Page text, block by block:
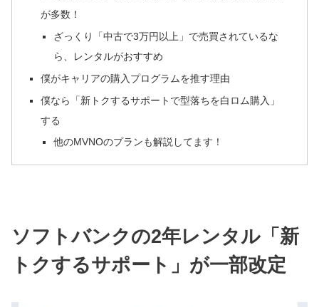
が多数！
ざっくり「中古で3万円以上」で売買されているな
ら、レンタルがおすすめ
僕がキャリアの購入プログラムを推す理由
僕なら「新トクするサポートで型落ちを白ロム購入」
する
他のMVNOのプランも解説してます！
ソフトバンクの2年レンタル「新
トクするサポート」が一部改定